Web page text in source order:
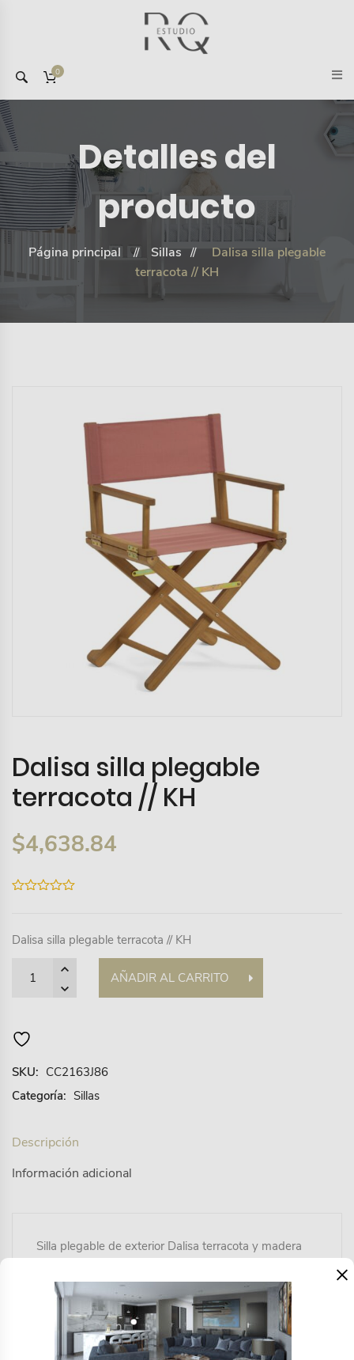
0
Detalles del
producto
Página principal Sillas
Dalisa silla plegable
terracota // KH
Dalisa silla plegable
terracota // KH
$4,638.84
5
Dalisa silla plegable terracota // KH
AÑADIR AL CARRITO
SKU: CC2163J86
Categoría: Sillas
Descripción
Información adicional
Silla plegable de exterior Dalisa terracota y madera
mejor dicho. Dalisa viste este clásico de madera
maciza de acacia sostenible con colores de tendencia
como el terracota. Además, el tejido es resistente
para disfrutar al sol y plegable para no ocupar
espacio al guardarla.
×